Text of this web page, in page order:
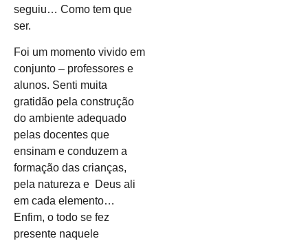
seguiu… Como tem que
ser.
Foi um momento vivido em
conjunto – professores e
alunos. Senti muita
gratidão pela construção
do ambiente adequado
pelas docentes que
ensinam e conduzem a
formação das crianças,
pela natureza e Deus ali
em cada elemento…
Enfim, o todo se fez
presente naquele